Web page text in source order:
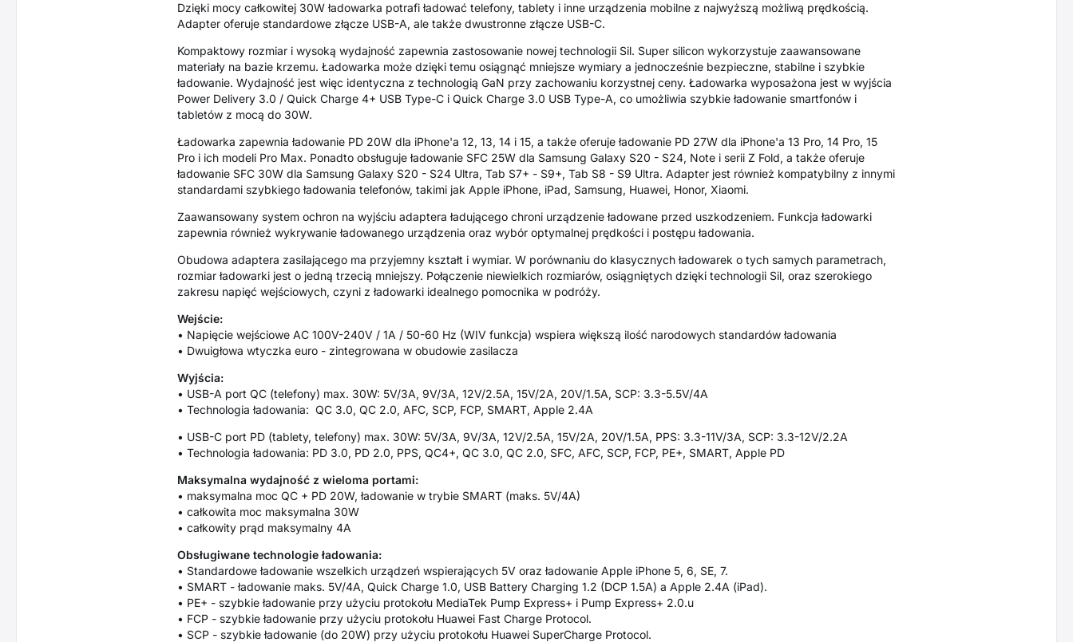
Dzięki mocy całkowitej 30W ładowarka potrafi ładować telefony, tablety i inne urządzenia mobilne z najwyższą możliwą prędkością.
Adapter oferuje standardowe złącze USB-A, ale także dwustronne złącze USB-C.
Kompaktowy rozmiar i wysoką wydajność zapewnia zastosowanie nowej technologii Sil. Super silicon wykorzystuje zaawansowane
materiały na bazie krzemu. Ładowarka może dzięki temu osiągnąć mniejsze wymiary a jednocześnie bezpieczne, stabilne i szybkie
ładowanie. Wydajność jest więc identyczna z technologią GaN przy zachowaniu korzystnej ceny. Ładowarka wyposażona jest w wyjścia
Power Delivery 3.0 / Quick Charge 4+ USB Type-C i Quick Charge 3.0 USB Type-A, co umożliwia szybkie ładowanie smartfonów i
tabletów z mocą do 30W.
Ładowarka zapewnia ładowanie PD 20W dla iPhone'a 12, 13, 14 i 15, a także oferuje ładowanie PD 27W dla iPhone'a 13 Pro, 14 Pro, 15
Pro i ich modeli Pro Max. Ponadto obsługuje ładowanie SFC 25W dla Samsung Galaxy S20 - S24, Note i serii Z Fold, a także oferuje
ładowanie SFC 30W dla Samsung Galaxy S20 - S24 Ultra, Tab S7+ - S9+, Tab S8 - S9 Ultra. Adapter jest również kompatybilny z innymi
standardami szybkiego ładowania telefonów, takimi jak Apple iPhone, iPad, Samsung, Huawei, Honor, Xiaomi.
Zaawansowany system ochron na wyjściu adaptera ładującego chroni urządzenie ładowane przed uszkodzeniem. Funkcja ładowarki
zapewnia również wykrywanie ładowanego urządzenia oraz wybór optymalnej prędkości i postępu ładowania.
Obudowa adaptera zasilającego ma przyjemny kształt i wymiar. W porównaniu do klasycznych ładowarek o tych samych parametrach,
rozmiar ładowarki jest o jedną trzecią mniejszy. Połączenie niewielkich rozmiarów, osiągniętych dzięki technologii Sil, oraz szerokiego
zakresu napięć wejściowych, czyni z ładowarki idealnego pomocnika w podróży.
Wejście:
• Napięcie wejściowe AC 100V-240V / 1A / 50-60 Hz (WIV funkcja) wspiera większą ilość narodowych standardów ładowania
• Dwuigłowa wtyczka euro - zintegrowana w obudowie zasilacza
Wyjścia:
• USB-A port QC (telefony) max. 30W: 5V/3A, 9V/3A, 12V/2.5A, 15V/2A, 20V/1.5A, SCP: 3.3-5.5V/4A
• Technologia ładowania: QC 3.0, QC 2.0, AFC, SCP, FCP, SMART, Apple 2.4A
• USB-C port PD (tablety, telefony) max. 30W: 5V/3A, 9V/3A, 12V/2.5A, 15V/2A, 20V/1.5A, PPS: 3.3-11V/3A, SCP: 3.3-12V/2.2A
• Technologia ładowania: PD 3.0, PD 2.0, PPS, QC4+, QC 3.0, QC 2.0, SFC, AFC, SCP, FCP, PE+, SMART, Apple PD
Maksymalna wydajność z wieloma portami:
• maksymalna moc QC + PD 20W, ładowanie w trybie SMART (maks. 5V/4A)
• całkowita moc maksymalna 30W
• całkowity prąd maksymalny 4A
Obsługiwane technologie ładowania:
• Standardowe ładowanie wszelkich urządzeń wspierających 5V oraz ładowanie Apple iPhone 5, 6, SE, 7.
• SMART - ładowanie maks. 5V/4A, Quick Charge 1.0, USB Battery Charging 1.2 (DCP 1.5A) a Apple 2.4A (iPad).
• PE+ - szybkie ładowanie przy użyciu protokołu MediaTek Pump Express+ i Pump Express+ 2.0.u
• FCP - szybkie ładowanie przy użyciu protokołu Huawei Fast Charge Protocol.
• SCP - szybkie ładowanie (do 20W) przy użyciu protokołu Huawei SuperCharge Protocol.